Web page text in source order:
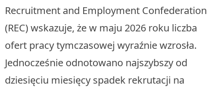
Recruitment and Employment Confederation
(REC) wskazuje, że w maju 2026 roku liczba
ofert pracy tymczasowej wyraźnie wzrosła.
Jednocześnie odnotowano najszybszy od
dziesięciu miesięcy spadek rekrutacji na